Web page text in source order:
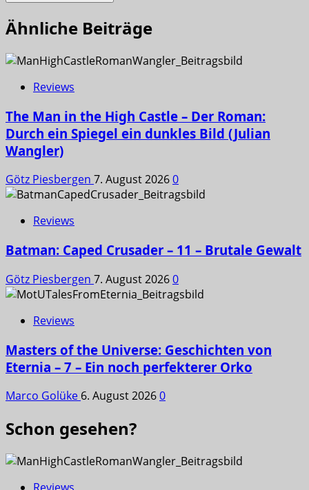
Ähnliche Beiträge
Reviews
The Man in the High Castle – Der Roman:
Durch ein Spiegel ein dunkles Bild (Julian
Wangler)
Götz Piesbergen 7. August 20260
Reviews
Batman: Caped Crusader – 11 – Brutale Gewalt
Götz Piesbergen 7. August 20260
Reviews
Masters of the Universe: Geschichten von
Eternia – 7 – Ein noch perfekterer Orko
Marco Golüke 6. August 20260
Schon gesehen?